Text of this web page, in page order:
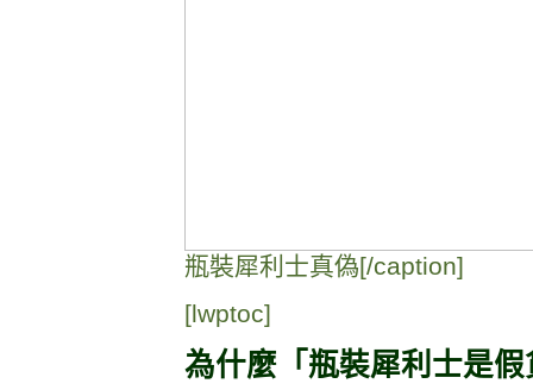
瓶裝犀利士真偽[/caption]
[lwptoc]
為什麼「瓶裝犀利士是